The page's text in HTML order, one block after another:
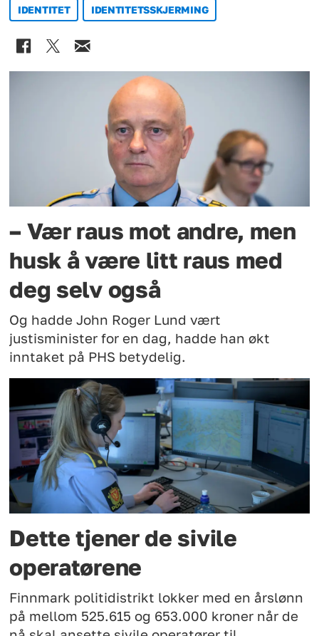
IDENTITET IDENTITETSSKJERMING
– Vær raus mot andre, men
husk å være litt raus med
deg selv også
Og hadde John Roger Lund vært
justisminister for en dag, hadde han økt
inntaket på PHS betydelig.
Dette tjener de sivile
operatørene
Finnmark politidistrikt lokker med en årslønn
på mellom 525.615 og 653.000 kroner når de